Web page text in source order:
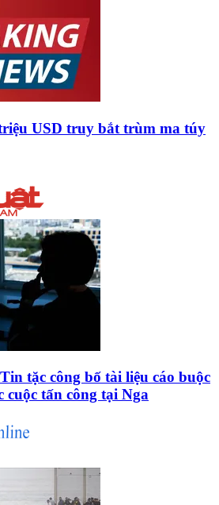
USD truy bắt trùm ma túy
tặc công bố tài liệu cáo buộc
cuộc tấn công tại Nga